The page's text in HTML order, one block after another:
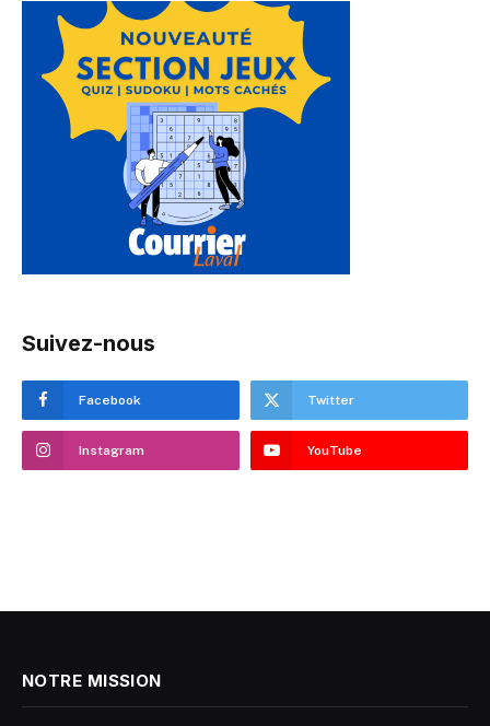
Suivez-nous
Facebook Twitter
Instagram YouTube
NOTRE MISSION